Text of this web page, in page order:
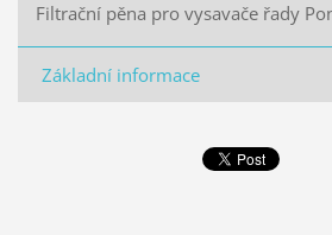
Filtrační pěna pro vysavače řady
Základní informace